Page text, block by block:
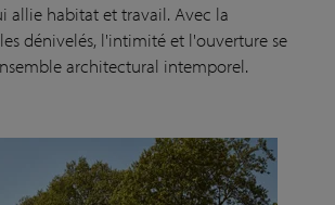
allie habitat et travail. Avec la
les dénivelés, l'intimité et l'ouverture se
architectural intemporel.